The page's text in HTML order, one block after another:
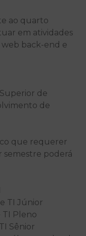
ao quarto
em atividades
back-end e
de
de
que requerer
semestre poderá
TI Júnior
TI Pleno
Sênior